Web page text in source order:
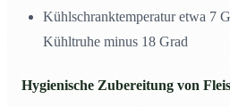
Kühlschranktemperatur etwa 7
Kühltruhe minus 18 Grad
Hygienische Zubereitung von